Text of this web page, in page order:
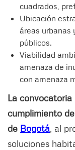
cuadrados,
Ubicación
áreas urbanas
públicos.
Viabilidad
amenaza de
con amenaza
La
cumplimiento
de Bogotá , al
soluciones